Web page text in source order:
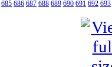
685 686 687 688 689 690 691 692 693